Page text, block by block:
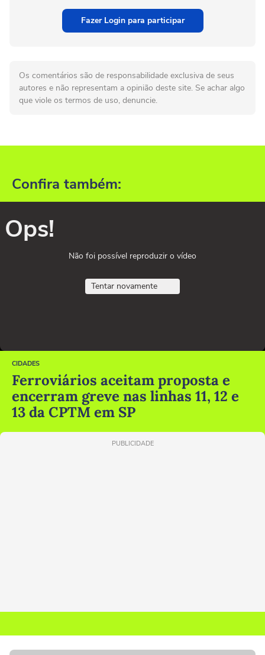
Fazer Login para participar
Os comentários são de responsabilidade exclusiva de seus
autores e não representam a opinião deste site. Se achar algo
que viole os termos de uso, denuncie.
Confira também:
Ops!
Não foi possível reproduzir o vídeo
Tentar novamente
CIDADES
Ferroviários aceitam proposta e
encerram greve nas linhas 11, 12 e
13 da CPTM em SP
PUBLICIDADE